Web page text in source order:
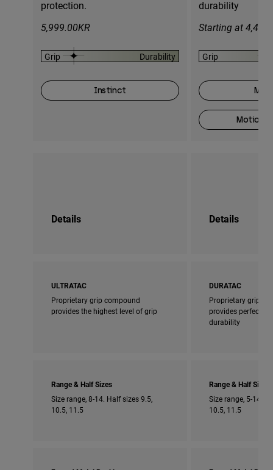
protection.
5,999.00KR
Grip Durability
Instinct
durability
Starting at
Grip
Motion
Details Details
ULTRATAC
Proprietary grip compound
provides the highest level of grip
DURATAC
Proprietary grip
provides perfect
durability
Range & Half Sizes
Size range, 8-14. Half sizes 9.5,
10.5, 11.5
Range & Half Sizes
Size range, 5-14.
10.5, 11.5